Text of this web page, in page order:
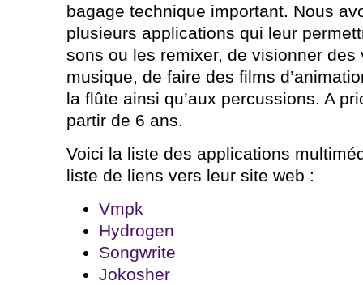
bagage technique important. Nous
plusieurs applications qui leur
sons ou les remixer, de visionner
musique, de faire des films
la flûte ainsi qu’aux percussions. A
partir de 6 ans.
Voici la liste des applications
liste de liens vers leur site web :
Vmpk
Hydrogen
Songwrite
Jokosher